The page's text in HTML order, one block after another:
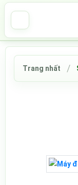
Trang nhất